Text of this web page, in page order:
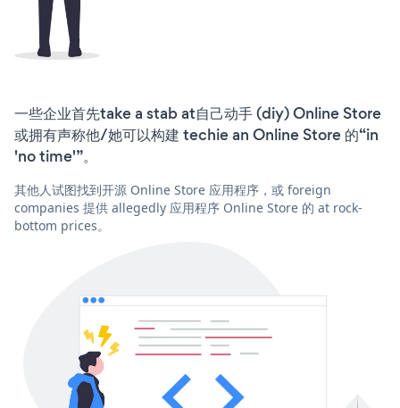
一些企业首先take a stab at自己动手 (diy) Online Store
或拥有声称他/她可以构建 techie an Online Store 的“in
'no time'”。
其他人试图找到开源 Online Store 应用程序，或 foreign
companies 提供 allegedly 应用程序 Online Store 的 at rock-
bottom prices。